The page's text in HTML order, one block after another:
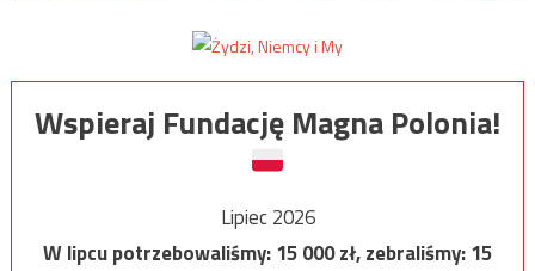
Wspieraj Fundację Magna Polonia!
Lipiec 2026
W lipcu potrzebowaliśmy:15 000zł, zebraliśmy:15